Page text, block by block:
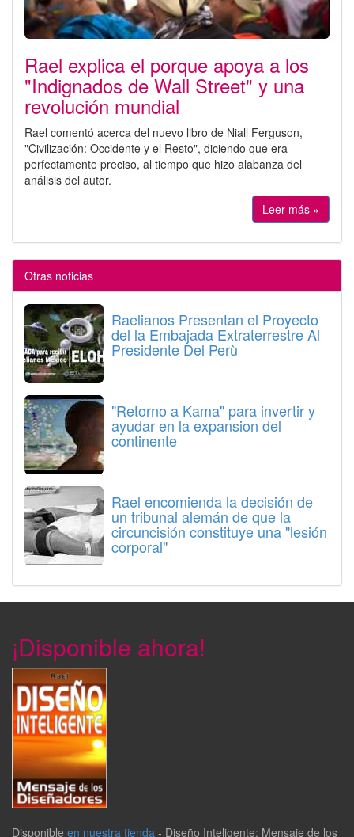
Rael explica el porque apoya a los
"Indignados de Wall Street" y una
revolución mundial
Rael comentó acerca del nuevo libro de Niall Ferguson,
"Civilización: Occidente y el Resto", diciendo que era
perfectamente preciso, al tiempo que hizo alabanza del
análisis del autor.
Leer más »
Otras noticias
Raelianos Presentan el Proyecto
del la Embajada Extraterrestre Al
Presidente Del Perù
"Retorno a Kama" para invertir y
ayudar en la expansion del
continente
Rael encomienda la decisión de
un tribunal alemán de que la
circuncisión constituye una "lesión
corporal"
¡Disponible ahora!
Disponible en nuestra tienda - Diseño Inteligente: Mensaje de los